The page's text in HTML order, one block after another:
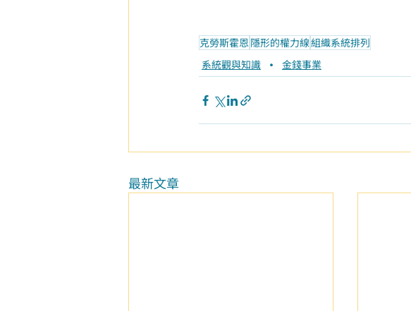
克勞斯霍恩 隱形的權力線組織系統排列
系統觀與知識
金錢事業
最新文章